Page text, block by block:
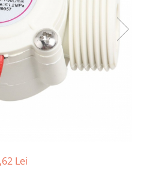
Lei